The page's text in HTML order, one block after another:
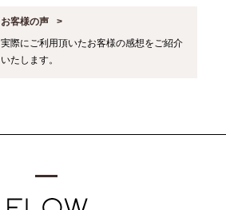
お客様の声
実際にご利用頂いたお客様の感想をご紹介
いたします。